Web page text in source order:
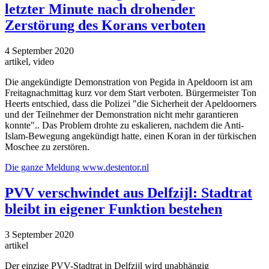
letzter Minute nach drohender
Zerstörung des Korans verboten
4 September 2020
artikel, video
Die angekündigte Demonstration von Pegida in Apeldoorn ist am
Freitagnachmittag kurz vor dem Start verboten. Bürgermeister Ton
Heerts entschied, dass die Polizei "die Sicherheit der Apeldoorners
und der Teilnehmer der Demonstration nicht mehr garantieren
konnte".. Das Problem drohte zu eskalieren, nachdem die Anti-
Islam-Bewegung angekündigt hatte, einen Koran in der türkischen
Moschee zu zerstören.
Die ganze Meldung www.destentor.nl
PVV verschwindet aus Delfzijl: Stadtrat
bleibt in eigener Funktion bestehen
3 September 2020
artikel
Der einzige PVV-Stadtrat in Delfzijl wird unabhängig